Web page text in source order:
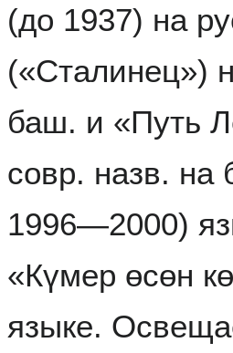
(до 1937) на
(«Сталинец»)
баш. и «Путь
совр. назв. на
1996—2000)
«Күмер өсөн
языке.